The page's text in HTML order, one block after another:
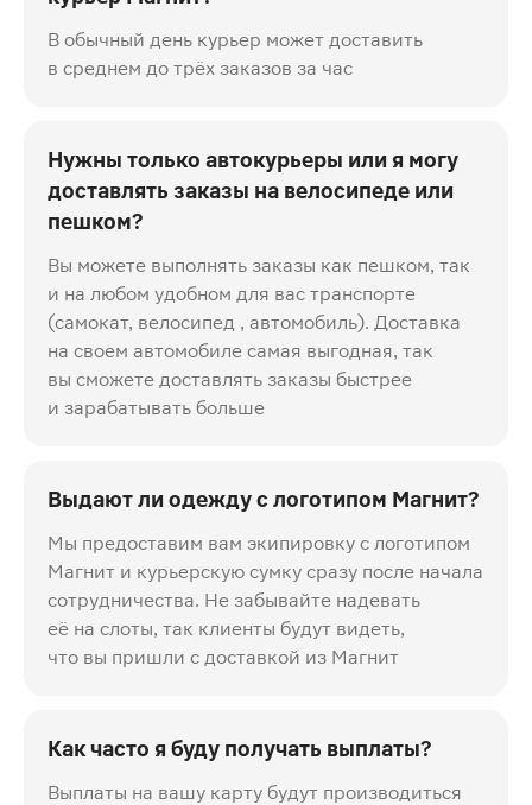
В обычный день курьер может доставить
в среднем до трёх заказов за час
Нужны только автокурьеры или я могу
доставлять заказы на велосипеде или
пешком?
Вы можете выполнять заказы как пешком, так
и на любом удобном для вас транспорте
(самокат, велосипед , автомобиль). Доставка
на своем автомобиле самая выгодная, так
вы сможете доставлять заказы быстрее
и зарабатывать больше
Выдают ли одежду с логотипом Магнит?
Мы предоставим вам экипировку с логотипом
Магнит и курьерскую сумку сразу после начала
сотрудничества. Не забывайте надевать
её на слоты, так клиенты будут видеть,
что вы пришли с доставкой из Магнит
Как часто я буду получать выплаты?
Выплаты на вашу карту будут производиться